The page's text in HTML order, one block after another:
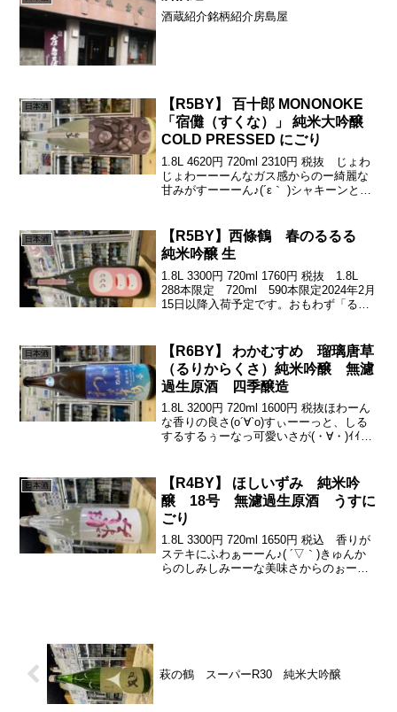
酒蔵紹介銘柄紹介房島屋
日本酒
【R5BY】 百十郎 MONONOKE
「宿儺（すくな）」 純米大吟醸
COLD PRESSED にごり
1.8L 4620円 720ml 2310円 税抜 じょわ
じょわーーーんなガス感からのー綺麗な
甘みがすーーーん♪(´ε｀ )シャキーンとド
題材としたシリーズ。鵺（...
日本酒
【R5BY】西條鶴 春のるるる
純米吟醸 生
1.8L 3300円 720ml 1760円 税抜 1.8L
288本限定 720ml 590本限定2024年2月
15日以降入荷予定です。おもわず「るる
の、きゅ...
日本酒
【R6BY】 わかむすめ 瑠璃唐草
（るりからくさ）純米吟醸 無濾
過生原酒 四季醸造
1.8L 3200円 720ml 1600円 税抜ほわーん
な香りの良さ(о´∀`о)すぃーーっと、しる
するするぅーなっ可愛いさが(・∀・)ｲｲﾝ
｀ ...
日本酒
【R4BY】 ほしいずみ 純米吟
醸 18号 無濾過生原酒 うすに
ごり
1.8L 3300円 720ml 1650円 税込 香りが
ステキにふわぁーーん♪( ´▽｀)きゅんか
らのしみしみーーな美味さからのぉー苦
萩の鶴 スーパーR30 純米大吟醸